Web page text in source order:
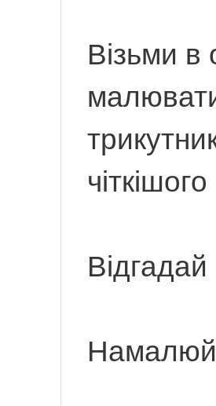
Візьми в
Намалюй